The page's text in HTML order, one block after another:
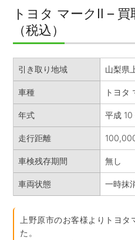
トヨタ マークⅡ –
（税込）
引き取り地域 山梨県
車種 トヨタ
年式 平成 10
走行距離
車検残存期間 無し
車両状態 一時抹
上野原市のお客様よりトヨ
た。